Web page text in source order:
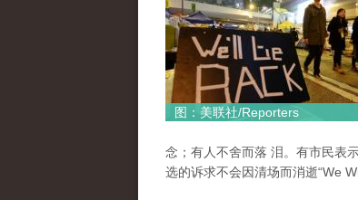
图：美联社/Reporters
念；有人不舍而落 泪。有市民表
选的诉求不会因清场而消逝“We